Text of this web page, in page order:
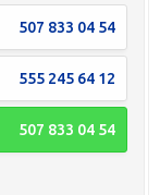
507 833 04 54
555 245 64 12
507 833 04 54